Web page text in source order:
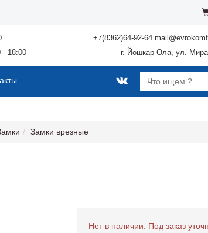
- 18:00
+7(8362)64-92-64
г. Йошкар-Ола, ул.
Замки врезные
Нет в наличии. Под заказ